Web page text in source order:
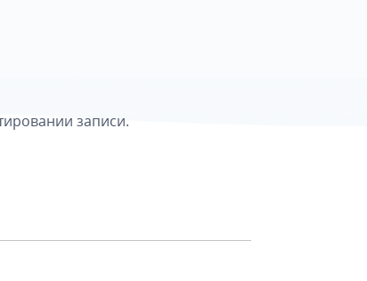
записи.